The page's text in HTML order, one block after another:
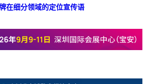
在细分领域的定位宣传语